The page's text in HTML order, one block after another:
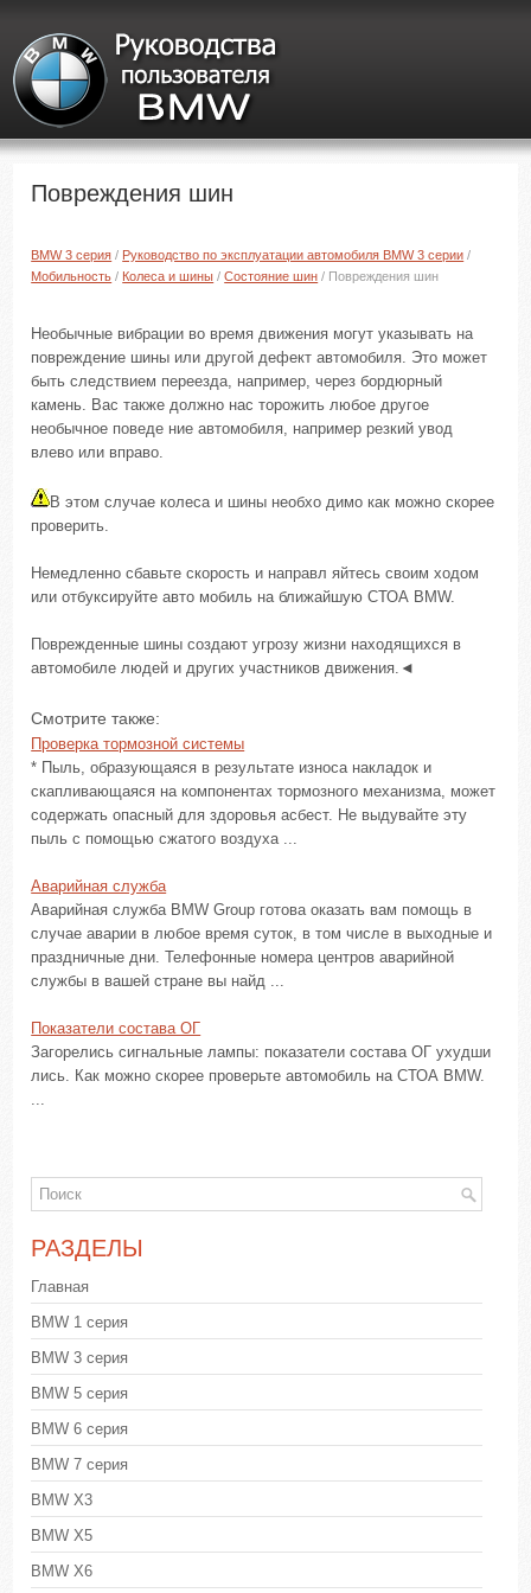
Повреждения шин
BMW 3 серия / Руководство по эксплуатации автомобиля BMW 3 серии /
Мобильность / Колеса и шины /Состояние шин / Повреждения шин
Необычные вибрации во время движения могут указывать на
повреждение шины или другой дефект автомобиля. Это может
быть следствием переезда, например, через бордюрный
камень. Вас также должно нас торожить любое другое
необычное поведе ние автомобиля, например резкий увод
влево или вправо.
В этом случае колеса и шины необхо димо как можно скорее
проверить.
Немедленно сбавьте скорость и направл яйтесь своим ходом
или отбуксируйте авто мобиль на ближайшую СТОА BMW.
Поврежденные шины создают угрозу жизни находящихся в
автомобиле людей и других участников движения.◄
Смотрите также:
Проверка тормозной системы
* Пыль, образующаяся в результате износа накладок и
скапливающаяся на компонентах тормозного механизма, может
содержать опасный для здоровья асбест. Не выдувайте эту
пыль с помощью сжатого воздуха ...
Аварийная служба
Аварийная служба BMW Group готова оказать вам помощь в
случае аварии в любое время суток, в том числе в выходные и
праздничные дни. Телефонные номера центров аварийной
службы в вашей стране вы найд ...
Показатели состава ОГ
Загорелись сигнальные лампы: показатели состава ОГ ухудши
лись. Как можно скорее проверьте автомобиль на СТОА BMW.
...
РАЗДЕЛЫ
Главная
BMW 1 серия
BMW 3 серия
BMW 5 серия
BMW 6 серия
BMW 7 серия
BMW X3
BMW X5
BMW X6